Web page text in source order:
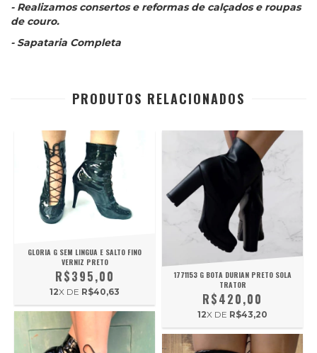
- Realizamos consertos e reformas de calçados e roupas
de couro.
- Sapataria Completa
PRODUTOS RELACIONADOS
GLORIA G SEM LINGUA E SALTO FINO
VERNIZ PRETO
R$395,00
12X DE R$40,63
1771153 G BOTA DURIAN PRETO SOLA
TRATOR
R$420,00
12X DE R$43,20